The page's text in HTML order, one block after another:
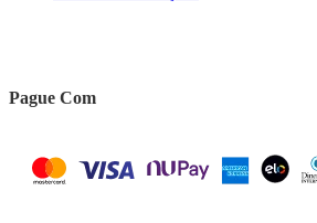
Pague Com